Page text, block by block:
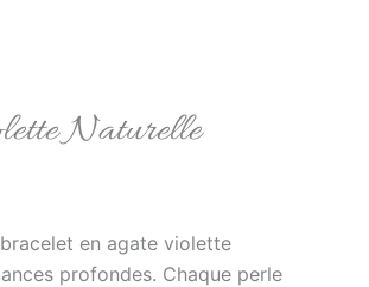
Naturelle
en agate violette
profondes. Chaque perle